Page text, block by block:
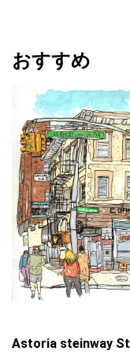
おすすめ
Astoria steinway St